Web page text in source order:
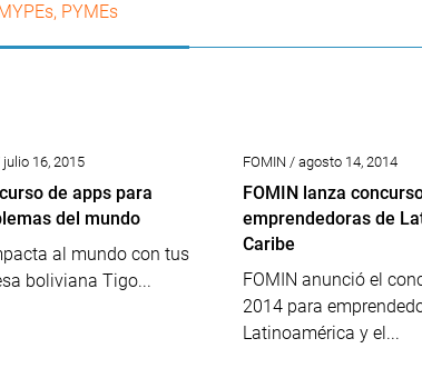
, PYMEs
16, 2015
de apps para
del mundo
al mundo con tus
boliviana Tigo...
FOMIN / agosto 14, 2014
FOMIN lanza
emprendedoras de
Caribe
FOMIN anunció el
2014 para
Latinoamérica y el...